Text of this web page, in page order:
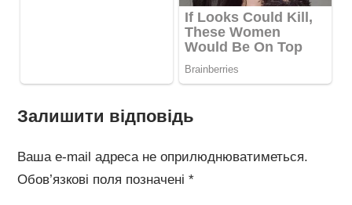
Залишити відповідь
Ваша e-mail адреса не оприлюднюватиметься.
Обов’язкові поля позначені *